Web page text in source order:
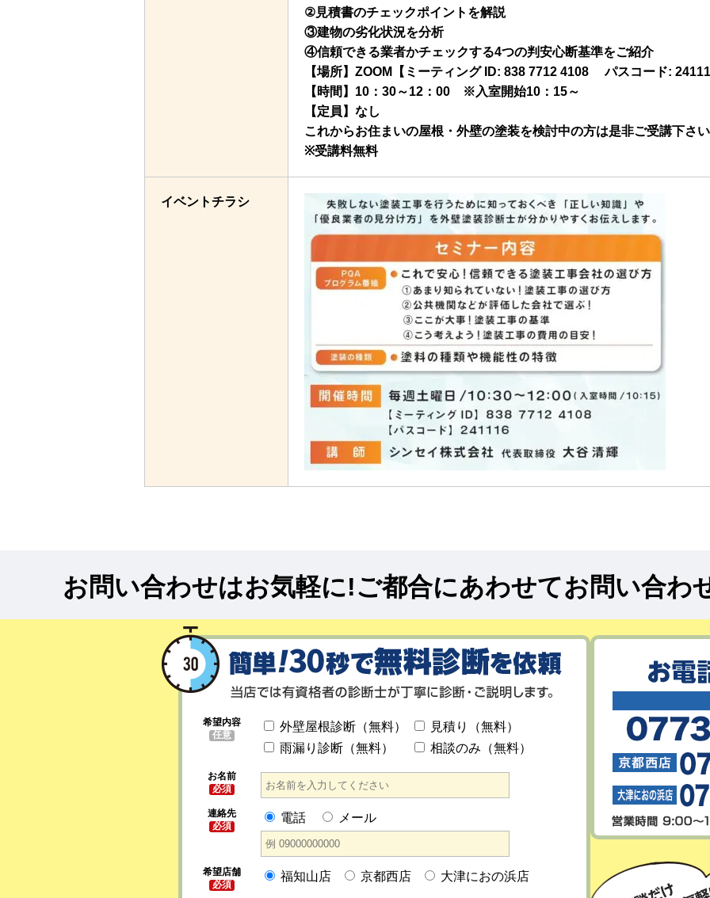
②見積書のチェックポイントを解説
③建物の劣化状況を分析
④信頼できる業者かチェックする4つの判安心断基準をご紹介
【場所】ZOOM【ミーティング ID: 838 7712 4108 パスコード:
【時間】10：30～12：00 ※入室開始10：15～
【定員】なし
これからお住まいの屋根・外壁の塗装を検討中の方は是非ご受講下さ
※受講料無料
イベントチラシ
お問い合わせはお気軽に!ご都合にあわせてお問い合わ
希望内容
任意
外壁屋根診断（無料）
見積り（無料）
雨漏り診断（無料）
相談のみ（無料）
お名前
必須
連絡先
必須
電話 メール
希望店舗
必須
福知山店 京都西店 大津におの浜店